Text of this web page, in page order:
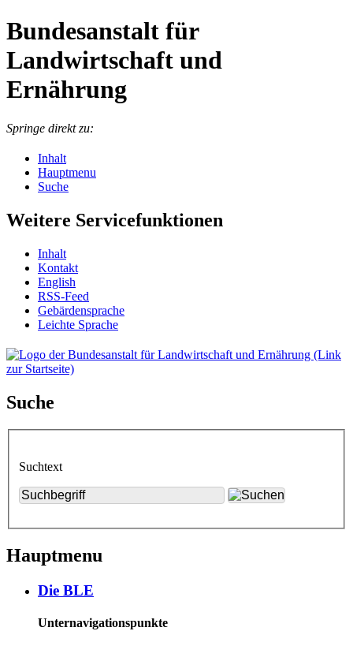
Bundesanstalt für
Landwirtschaft und
Ernährung
Springe direkt zu:
Inhalt
Hauptmenu
Suche
Weitere Servicefunktionen
In­halt
Kon­takt
English
RSS-Feed
Ge­bär­den­spra­che
Leich­te Spra­che
Suche
Suchtext
Hauptmenu
Die BLE
Unternavigationspunkte